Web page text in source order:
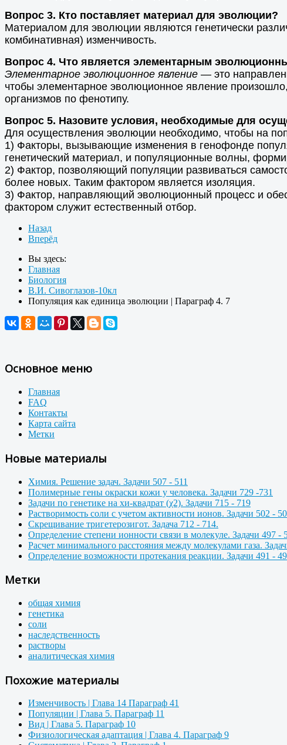
Вопрос 3. Кто поставляет материал для эволюции?
Материалом для эволюции являются генетически
комбинативная) изменчивость.
Вопрос 4. Что является элементарным
Элементарное эволюционное явление — это
чтобы элементарное эволюционное явление
организмов по фенотипу.
Вопрос 5. Назовите условия, необходимые для
Для осуществления эволюции необходимо, чтобы на
1) Факторы, вызывающие изменения в генофонде
генетический материал, и популяционные волны,
2) Фактор, позволяющий популяции развиваться
более новых. Таким фактором является изоляция.
3) Фактор, направляющий эволюционный процесс и
фактором служит естественный отбор.
Назад
Вперёд
Вы здесь:
Главная
Биология
В.И. Сивоглазов-10кл
Популяция как единица эволюции | Параграф 4. 7
Основное меню
Главная
FAQ
Контакты
Карта сайта
Метки
Новые материалы
Химия. Решение задач. Задачи 507 - 511
Полимерные гены окраски кожи у человека. Задачи 729 -731
Задачи по генетике на хи-квадрат (χ2). Задачи 715 - 719
Растворимость соли с учетом активности ионов. Задачи 502 -
Скрещивание тригетерозигот. Задача 712 - 714.
Определение степени ионности связи в молекуле. Задачи 497 -
Расчет минимального расстояния между молекулами газа.
Определение возможности протекания реакции. Задачи 491 -
Метки
общая химия
генетика
соли
наследственность
растворы
аналитическая химия
Похожие материалы
Изменчивость | Глава 14 Параграф 41
Популяции | Глава 5. Параграф 11
Вид | Глава 5. Параграф 10
Физиологическая адаптация | Глава 4. Параграф 9